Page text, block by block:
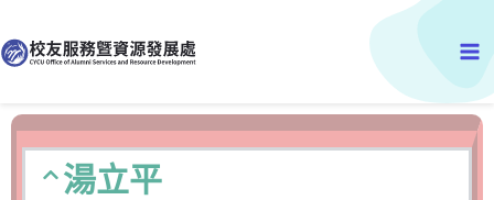
至
主
內
湯立平